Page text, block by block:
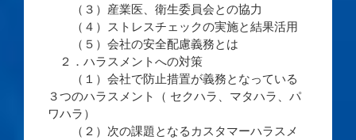
（３）産業医、衛生委員会との協力
（４）ストレスチェックの実施と結果活用
（５）会社の安全配慮義務とは
２．ハラスメントへの対策
（１）会社で防止措置が義務となっている
３つのハラスメント（ セクハラ、マタハラ、パ
ワハラ）
（２）次の課題となるカスタマーハラスメ